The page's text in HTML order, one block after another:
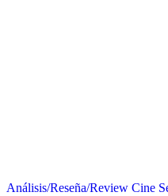
Análisis/Reseña/Review Cine